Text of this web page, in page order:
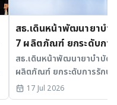
สธ.เดินหน้าพัฒนายาบำ
7 ผลิตภัณฑ์ ยกระดับกา
มะเร็งและ SLE
สธ.เดินหน้าพัฒนายาบำบัด
ผลิตภัณฑ์ ยกระดับการรักษา
SLE พร้อมเร่ง Medical AI
ประเทศไทย
17 Jul 2026